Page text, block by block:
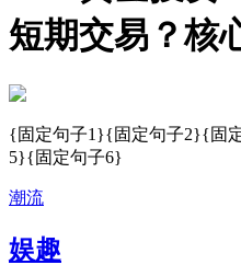
短期交易？核
{固定句子1}{固定句子2}{固
5}{固定句子6}
潮流
娱趣